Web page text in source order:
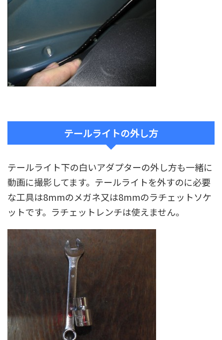
テールライトの外し方
テールライト下の白いアダプターの外し方も一緒に
動画に撮影してます。テールライトを外すのに必要
な工具は8mmのメガネ又は8mmのラチェットソケ
ットです。ラチェットレンチは使えません。